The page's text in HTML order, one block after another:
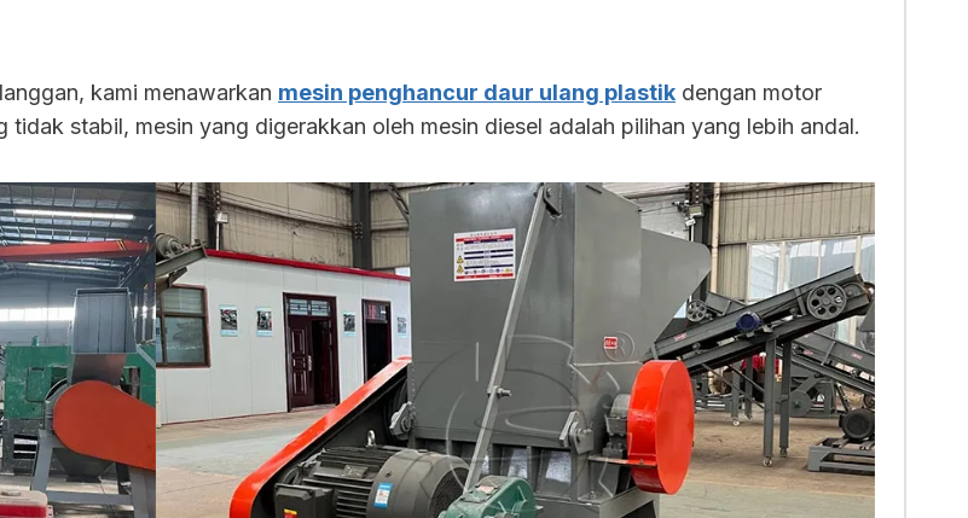
kami menawarkan mesin penghancur daur ulang plastik dengan motor
stabil, mesin yang digerakkan oleh mesin diesel adalah pilihan yang lebih andal.